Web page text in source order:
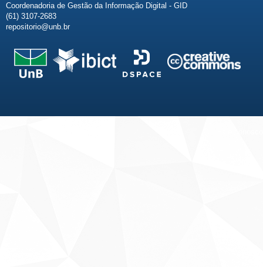
Coordenadoria de Gestão da Informação Digital - GID
(61) 3107-2683
repositorio@unb.br